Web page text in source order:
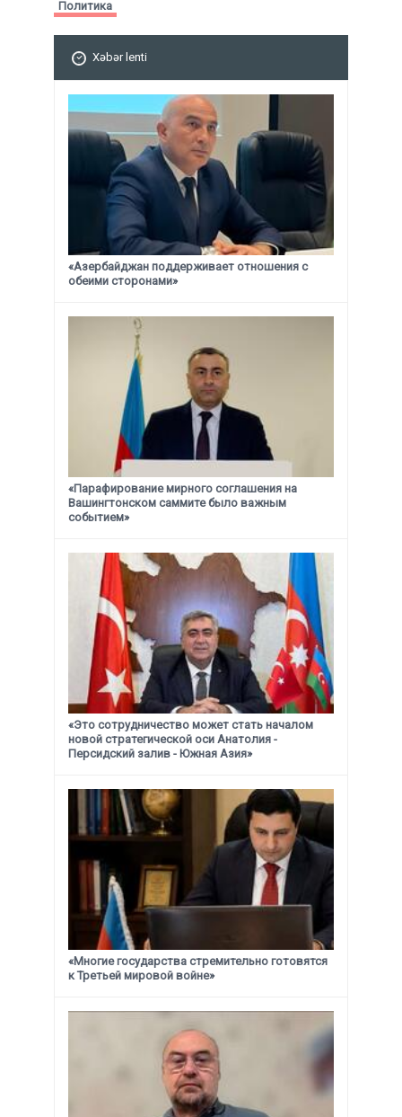
Политика
Xəbər lenti
«Азербайджан поддерживает отношения с
обеими сторонами»
«Парафирование мирного соглашения на
Вашингтонском саммите было важным
событием»
«Это сотрудничество может стать началом
новой стратегической оси Анатолия -
Персидский залив - Южная Азия»
«Многие государства стремительно готовятся
к Третьей мировой войне»